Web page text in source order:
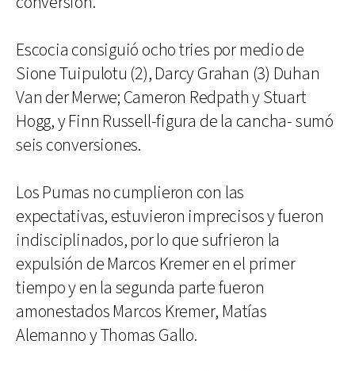
Escocia consiguió ocho tries por medio de
Sione Tuipulotu (2), Darcy Grahan (3) Duhan
Van der Merwe; Cameron Redpath y Stuart
Hogg, y Finn Russell-figura de la cancha- sumó
seis conversiones.
Los Pumas no cumplieron con las
expectativas, estuvieron imprecisos y fueron
indisciplinados, por lo que sufrieron la
expulsión de Marcos Kremer en el primer
tiempo y en la segunda parte fueron
amonestados Marcos Kremer, Matías
Alemanno y Thomas Gallo.